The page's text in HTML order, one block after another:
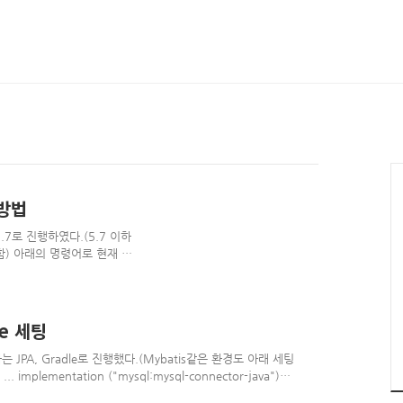
법
로 진행하였다.(5.7 이하
) 아래의 명령어로 현재 타
위
function call that
librar..
세팅
JPA, Gradle로 진행했다.(Mybatis같은 환경도 아래 세팅
... implementation ("mysql:mysql-connector-java")
boot-starter-data-jpa" ... } JPA 사용시에만 JPA 의존